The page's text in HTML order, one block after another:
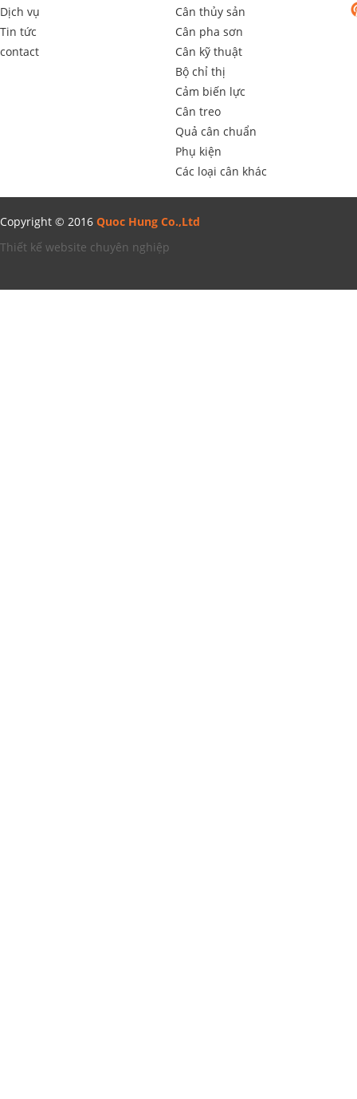
Dịch vụ
Tin tức
contact
Cân thủy sản
Cân pha sơn
Cân kỹ thuật
Bộ chỉ thị
Cảm biến lực
Cân treo
Quả cân chuẩn
Phụ kiện
Các loại cân khác
Copyright © 2016 Quoc Hung Co.,Ltd
Thiết kế website chuyên nghiệp